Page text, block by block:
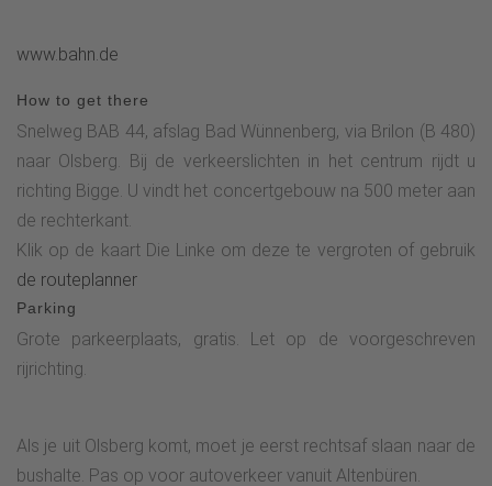
www.bahn.de
How to get there
Snelweg BAB 44, afslag Bad Wünnenberg, via Brilon (B 480)
naar Olsberg. Bij de verkeerslichten in het centrum rijdt u
richting Bigge. U vindt het concertgebouw na 500 meter aan
de rechterkant.
Klik op de kaart Die Linke om deze te vergroten of gebruik
de routeplanner
Parking
Grote parkeerplaats, gratis. Let op de voorgeschreven
rijrichting.
Als je uit Olsberg komt, moet je eerst rechtsaf slaan naar de
bushalte. Pas op voor autoverkeer vanuit Altenbüren.